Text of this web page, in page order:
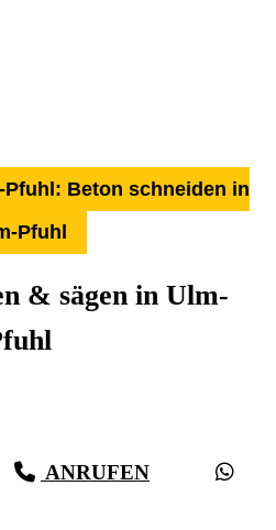
Beton schneiden in
Pfuhl
& sägen in Ulm-
ANRUFEN